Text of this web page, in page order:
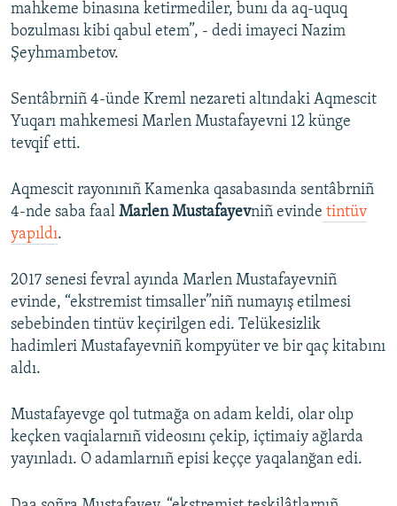
mahkeme binasına ketirmediler, bunı da aq-uquq
bozulması kibi qabul etem”, - dedi imayeci Nazim
Şeyhmambetov.
Sentâbrniñ 4-ünde Kreml nezareti altındaki Aqmescit
Yuqarı mahkemesi Marlen Mustafayevni 12 künge
tevqif etti.
Aqmescit rayonınıñ Kamenka qasabasında sentâbrniñ
4-nde saba faal Marlen Mustafayevniñ evinde tintüv
yapıldı.
2017 senesi fevral ayında Marlen Mustafayevniñ
evinde, “ekstremist timsaller”niñ numayış etilmesi
sebebinden tintüv keçirilgen edi. Telükesizlik
hadimleri Mustafayevniñ kompyüter ve bir qaç kitabını
aldı.
Mustafayevge qol tutmağa on adam keldi, olar olıp
keçken vaqialarnıñ videosını çekip, içtimaiy ağlarda
yayınladı. O adamlarnıñ episi keççe yaqalanğan edi.